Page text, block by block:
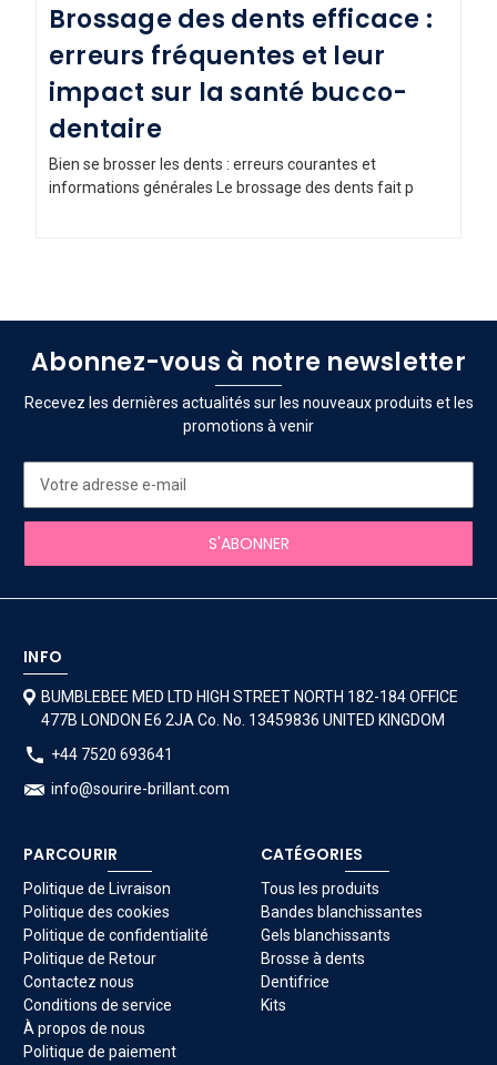
Brossage des dents efficace :
erreurs fréquentes et leur
impact sur la santé bucco-
dentaire
Bien se brosser les dents : erreurs courantes et
informations générales Le brossage des dents fait p
Abonnez-vous à notre newsletter
Recevez les dernières actualités sur les nouveaux produits et les
promotions à venir
mail
INFO
BUMBLEBEE MED LTD HIGH STREET NORTH 182-184 OFFICE
477B LONDON E6 2JA Co. No. 13459836 UNITED KINGDOM
+44 7520 693641
info@sourire-brillant.com
PARCOURIR
Politique de Livraison
Politique des cookies
Politique de confidentialité
Politique de Retour
Contactez nous
Conditions de service
À propos de nous
Politique de paiement
CATÉGORIES
Tous les produits
Bandes blanchissantes
Gels blanchissants
Brosse à dents
Dentifrice
Kits